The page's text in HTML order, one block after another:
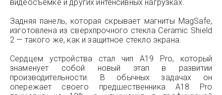
видеосъёмке и других интенсивных нагрузках.
Задняя панель, которая скрывает магниты MagSafe,
изготовлена из сверхпрочного стекла Ceramic Shield
2 — такого же, как и защитное стекло экрана.
Сердцем устройства стал чип A19 Pro, который
знаменует собой новый этап в развитии
производительности. В обычных задачах он
опережает своего предшественника A18 Pro